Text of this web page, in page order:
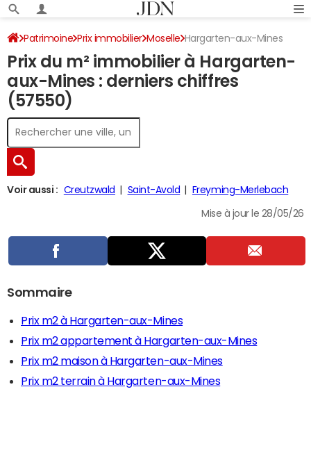
Patrimoine Prix immobilier Moselle Hargarten-aux-Mines
Prix du m² immobilier à Hargarten-
aux-Mines : derniers chiffres
(57550)
Voir aussi : Creutzwald Saint-Avold Freyming-Merlebach
Mise à jour le 28/05/26
Sommaire
Prix m2 à Hargarten-aux-Mines
Prix m2 appartement à Hargarten-aux-Mines
Prix m2 maison à Hargarten-aux-Mines
Prix m2 terrain à Hargarten-aux-Mines